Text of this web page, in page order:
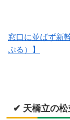
窓口に並ばず新
ぷる）】
✔ 天橋立の松